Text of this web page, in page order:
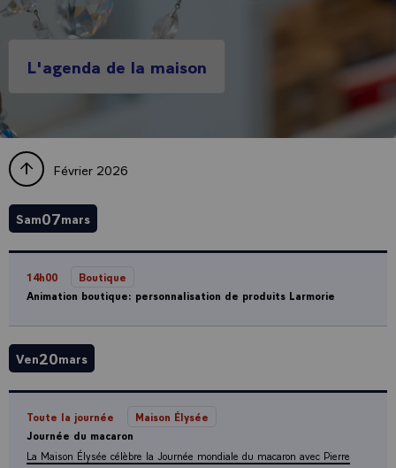
L'agenda de la maison
Février 2026
Sam07mars
14h00
Boutique
Animation boutique: personnalisation de produits Larmorie
Ven20mars
Toute la journée
Maison Élysée
Journée du macaron
La Maison Élysée célèbre la Journée mondiale du macaron avec Pierre